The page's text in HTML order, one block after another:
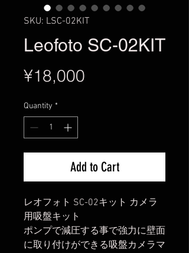
SKU: LSC-02KIT
Leofoto SC-02KIT
¥18,000
Quantity *
Add to Cart
レオフォト SC-02キット カメラ
用吸盤キット
ポンプで減圧する事で強力に壁面
に取り付けができる吸盤カメラマ